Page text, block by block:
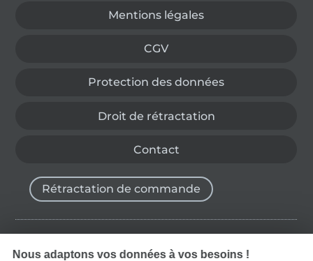
Mentions légales
CGV
Protection des données
Droit de rétractation
Contact
Rétractation de commande
Trouvez plus d’idées
Nous adaptons vos données à vos besoins !